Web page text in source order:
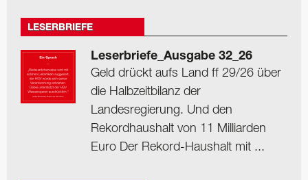
LESERBRIEFE
Leserbriefe_Ausgabe 32_26
Geld drückt aufs Land ff 29/26 über
die Halbzeitbilanz der
Landesregierung. Und den
Rekordhaushalt von 11 Milliarden
Euro Der Rekord-Haushalt mit ...